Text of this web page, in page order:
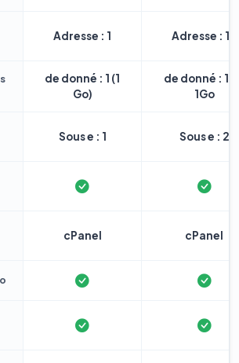
Adresse : 1 Adresse : 10
de donné : 1 (1
Go)
de donné : 1
1Go
Sous e : 1 Sous e : 2
cPanel cPanel